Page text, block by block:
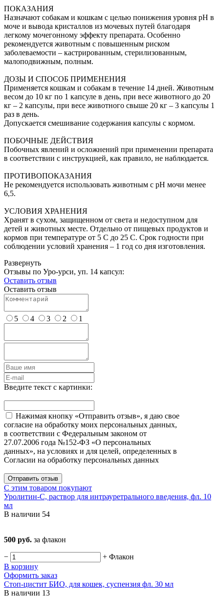
ПОКАЗАНИЯ
Назначают собакам и кошкам с целью понижения уровня рН в
моче и вывода кристаллов из мочевых путей благодаря
легкому мочегонному эффекту препарата. Особенно
рекомендуется животным с повышенным риском
заболеваемости – кастрированным, стерилизованным,
малоподвижным, полным.
ДОЗЫ И СПОСОБ ПРИМЕНЕНИЯ
Применяется кошкам и собакам в течение 14 дней. Животным
весом до 10 кг по 1 капсуле в день, при весе животного до 20
кг – 2 капсулы, при весе животного свыше 20 кг – 3 капсулы 1
раз в день.
Допускается смешивание содержания капсулы с кормом.
ПОБОЧНЫЕ ДЕЙСТВИЯ
Побочных явлений и осложнений при применении препарата
в соответствии с инструкцией, как правило, не наблюдается.
ПРОТИВОПОКАЗАНИЯ
Не рекомендуется использовать животным с рН мочи менее
6,5.
УСЛОВИЯ ХРАНЕНИЯ
Хранят в сухом, защищенном от света и недоступном для
детей и животных месте. Отдельно от пищевых продуктов и
кормов при температуре от 5 C до 25 С. Срок годности при
соблюдении условий хранения – 1 год со дня изготовления.
Развернуть
Отзывы по Уро-урси, уп. 14 капсул:
Оставить отзыв
Оставить отзыв
5 4 3 2 1
Введите текст с картинки:
Нажимая кнопку «Отправить отзыв», я даю свое
согласие на обработку моих персональных данных,
в соответствии с Федеральным законом от
27.07.2006 года №152-ФЗ «О персональных
данных», на условиях и для целей, определенных в
Согласии на обработку персональных данных
Отправить отзыв
С этим товаром покупают
Уролитин-С, раствор для интрауретрального введения, фл. 10
мл
В наличии 54
500 руб. за флакон
− + Флакон
В корзину
Оформить заказ
Стоп-цистит БИО, для кошек, суспензия фл. 30 мл
В наличии 13